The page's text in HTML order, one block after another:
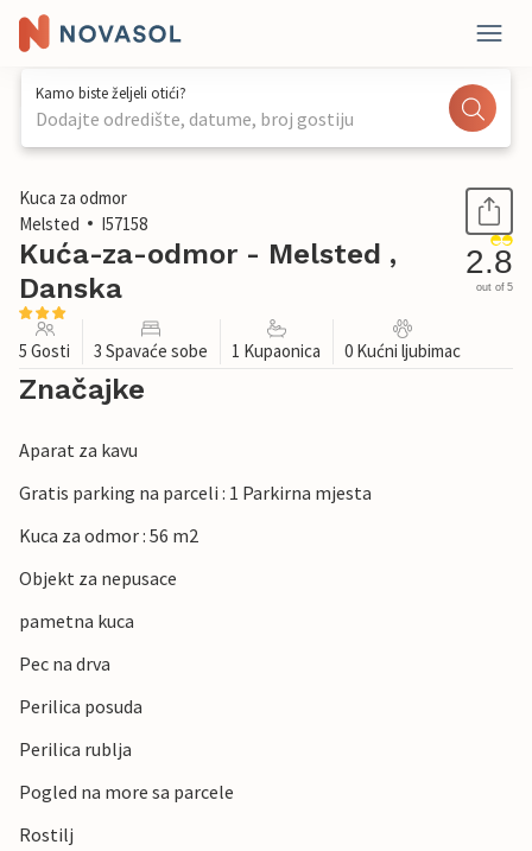
Kamo biste željeli otići?
Dodajte odredište, datume, broj gostiju
1 / 18
Kuca za odmor
Melsted
I57158
Kuća-za-odmor - Melsted ,
Danska
2.8
out of 5
5 Gosti 3 Spavaće sobe 1 Kupaonica 0 Kućni ljubimac
Značajke
Aparat za kavu
Gratis parking na parceli : 1 Parkirna mjesta
Kuca za odmor : 56 m2
Objekt za nepusace
pametna kuca
Pec na drva
Perilica posuda
Perilica rublja
Pogled na more sa parcele
Rostilj